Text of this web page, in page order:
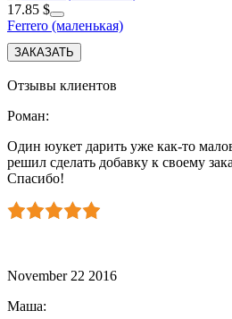
17.85 $
Ferrero (маленькая)
Отзывы клиентов
Роман:
Один юукет дарить уже как-то
решил сделать добавку к своему
Спасибо!
November 22 2016
Маша: